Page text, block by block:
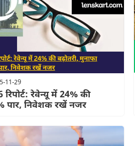
11-29
रेवेन्यू में 24% की
पार, निवेशक रखें नजर